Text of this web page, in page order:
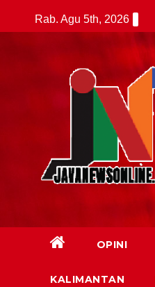
to
Rab. Agu 5th, 2026
OPINI
KALIMANTAN